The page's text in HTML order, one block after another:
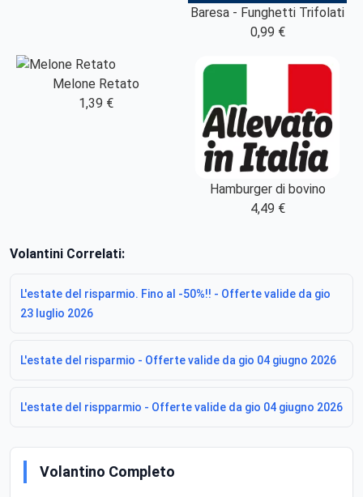
Baresa - Funghetti Trifolati
0,99 €
Melone Retato
1,39 €
Hamburger di bovino
4,49 €
Volantini Correlati:
L'estate del risparmio. Fino al -50%!! - Offerte valide da gio
23 luglio 2026
L'estate del risparmio - Offerte valide da gio 04 giugno 2026
L'estate del rispparmio - Offerte valide da gio 04 giugno 2026
Volantino Completo